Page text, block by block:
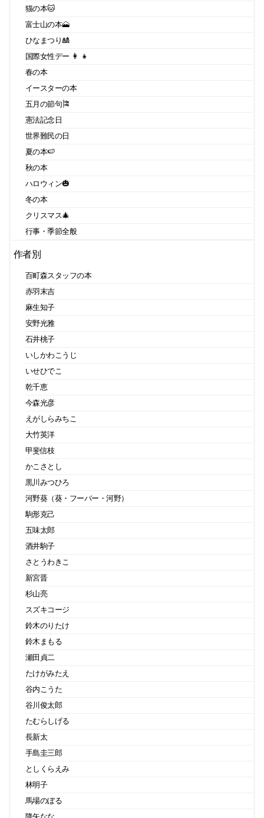
猫の本🐱
富士山の本🗻
ひなまつり🎎
国際女性デー 👩 👧
春の本
イースターの本
五月の節句🎏
憲法記念日
世界難民の日
夏の本🍉
秋の本
ハロウィン🎃
冬の本
クリスマス🎄
行事・季節全般
作者別
百町森スタッフの本
赤羽末吉
麻生知子
安野光雅
石井桃子
いしかわこうじ
いせひでこ
乾千恵
今森光彦
えがしらみちこ
大竹英洋
甲斐信枝
かこさとし
黒川みつひろ
河野葵（葵・フーバー・河野）
駒形克己
五味太郎
酒井駒子
さとうわきこ
新宮晋
杉山亮
スズキコージ
鈴木のりたけ
鈴木まもる
瀬田貞二
たけがみたえ
谷内こうた
谷川俊太郎
たむらしげる
長新太
手島圭三郎
としくらえみ
林明子
馬場のぼる